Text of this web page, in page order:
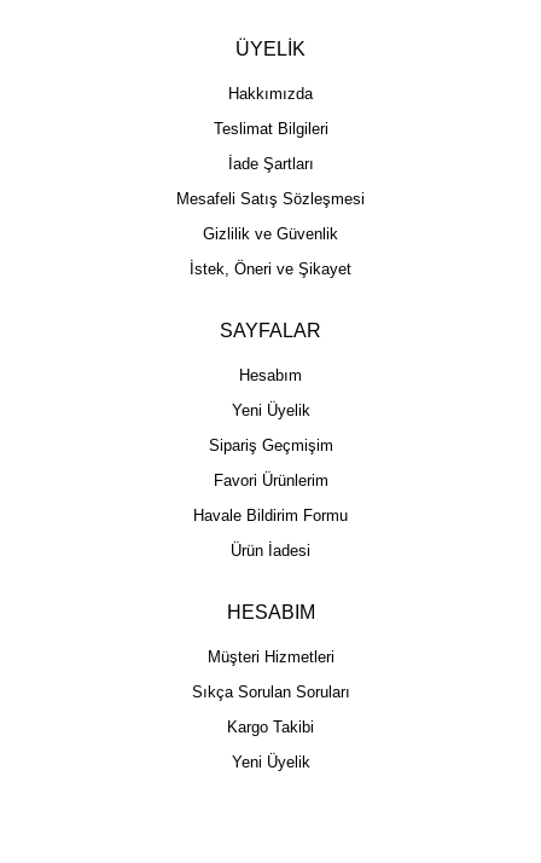
ÜYELİK
Hakkımızda
Teslimat Bilgileri
İade Şartları
Mesafeli Satış Sözleşmesi
Gizlilik ve Güvenlik
İstek, Öneri ve Şikayet
SAYFALAR
Hesabım
Yeni Üyelik
Sipariş Geçmişim
Favori Ürünlerim
Havale Bildirim Formu
Ürün İadesi
HESABIM
Müşteri Hizmetleri
Sıkça Sorulan Soruları
Kargo Takibi
Yeni Üyelik